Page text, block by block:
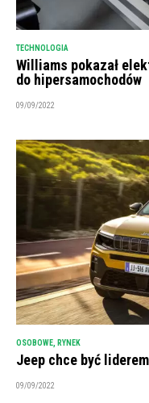
TECHNOLOGIA
Williams pokazał
do hipersamochodów
09/09/2022
OSOBOWE RYNEK
Jeep chce być
09/09/2022